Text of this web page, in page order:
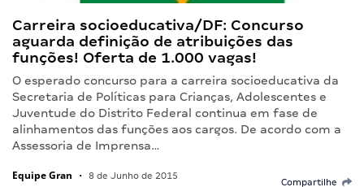
Carreira socioeducativa/DF: Concurso
aguarda definição de atribuições das
funções! Oferta de 1.000 vagas!
O esperado concurso para a carreira socioeducativa da
Secretaria de Políticas para Crianças, Adolescentes e
Juventude do Distrito Federal continua em fase de
alinhamentos das funções aos cargos. De acordo com a
Assessoria de Imprensa…
Equipe Gran • 8 de Junho de 2015
Compartilhe